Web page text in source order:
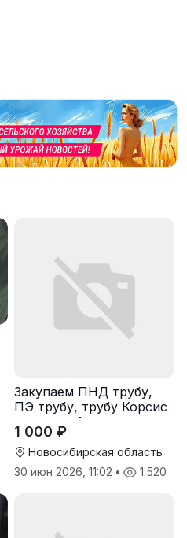
Закупаем ПНД трубу,
ПЭ трубу, трубу Корсис
оптом от 1 тонны
1 000 ₽
Новосибирская область
30 июн 2026, 11:02 • 1 520